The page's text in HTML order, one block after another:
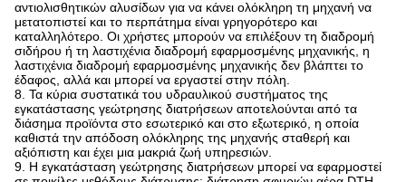
αντιολισθητικών αλυσίδων για να κάνει ολόκληρη τη μηχανή να
μετατοπιστεί και το περπάτημα είναι γρηγορότερο και
καταλληλότερο. Οι χρήστες μπορούν να επιλέξουν τη διαδρομή
σιδήρου ή τη λαστιχένια διαδρομή εφαρμοσμένης μηχανικής, η
λαστιχένια διαδρομή εφαρμοσμένης μηχανικής δεν βλάπτει το
έδαφος, αλλά και μπορεί να εργαστεί στην πόλη.
8. Τα κύρια συστατικά του υδραυλικού συστήματος της
εγκατάστασης γεώτρησης διατρήσεων αποτελούνται από τα
διάσημα προϊόντα στο εσωτερικό και στο εξωτερικό, η οποία
καθιστά την απόδοση ολόκληρης της μηχανής σταθερή και
αξιόπιστη και έχει μια μακριά ζωή υπηρεσιών.
9. Η εγκατάσταση γεώτρησης διατρήσεων μπορεί να εφαρμοστεί